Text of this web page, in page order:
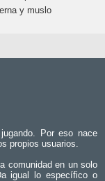
y muslo
Por eso nace
propios usuarios.
comunidad en un solo
igual lo específico o